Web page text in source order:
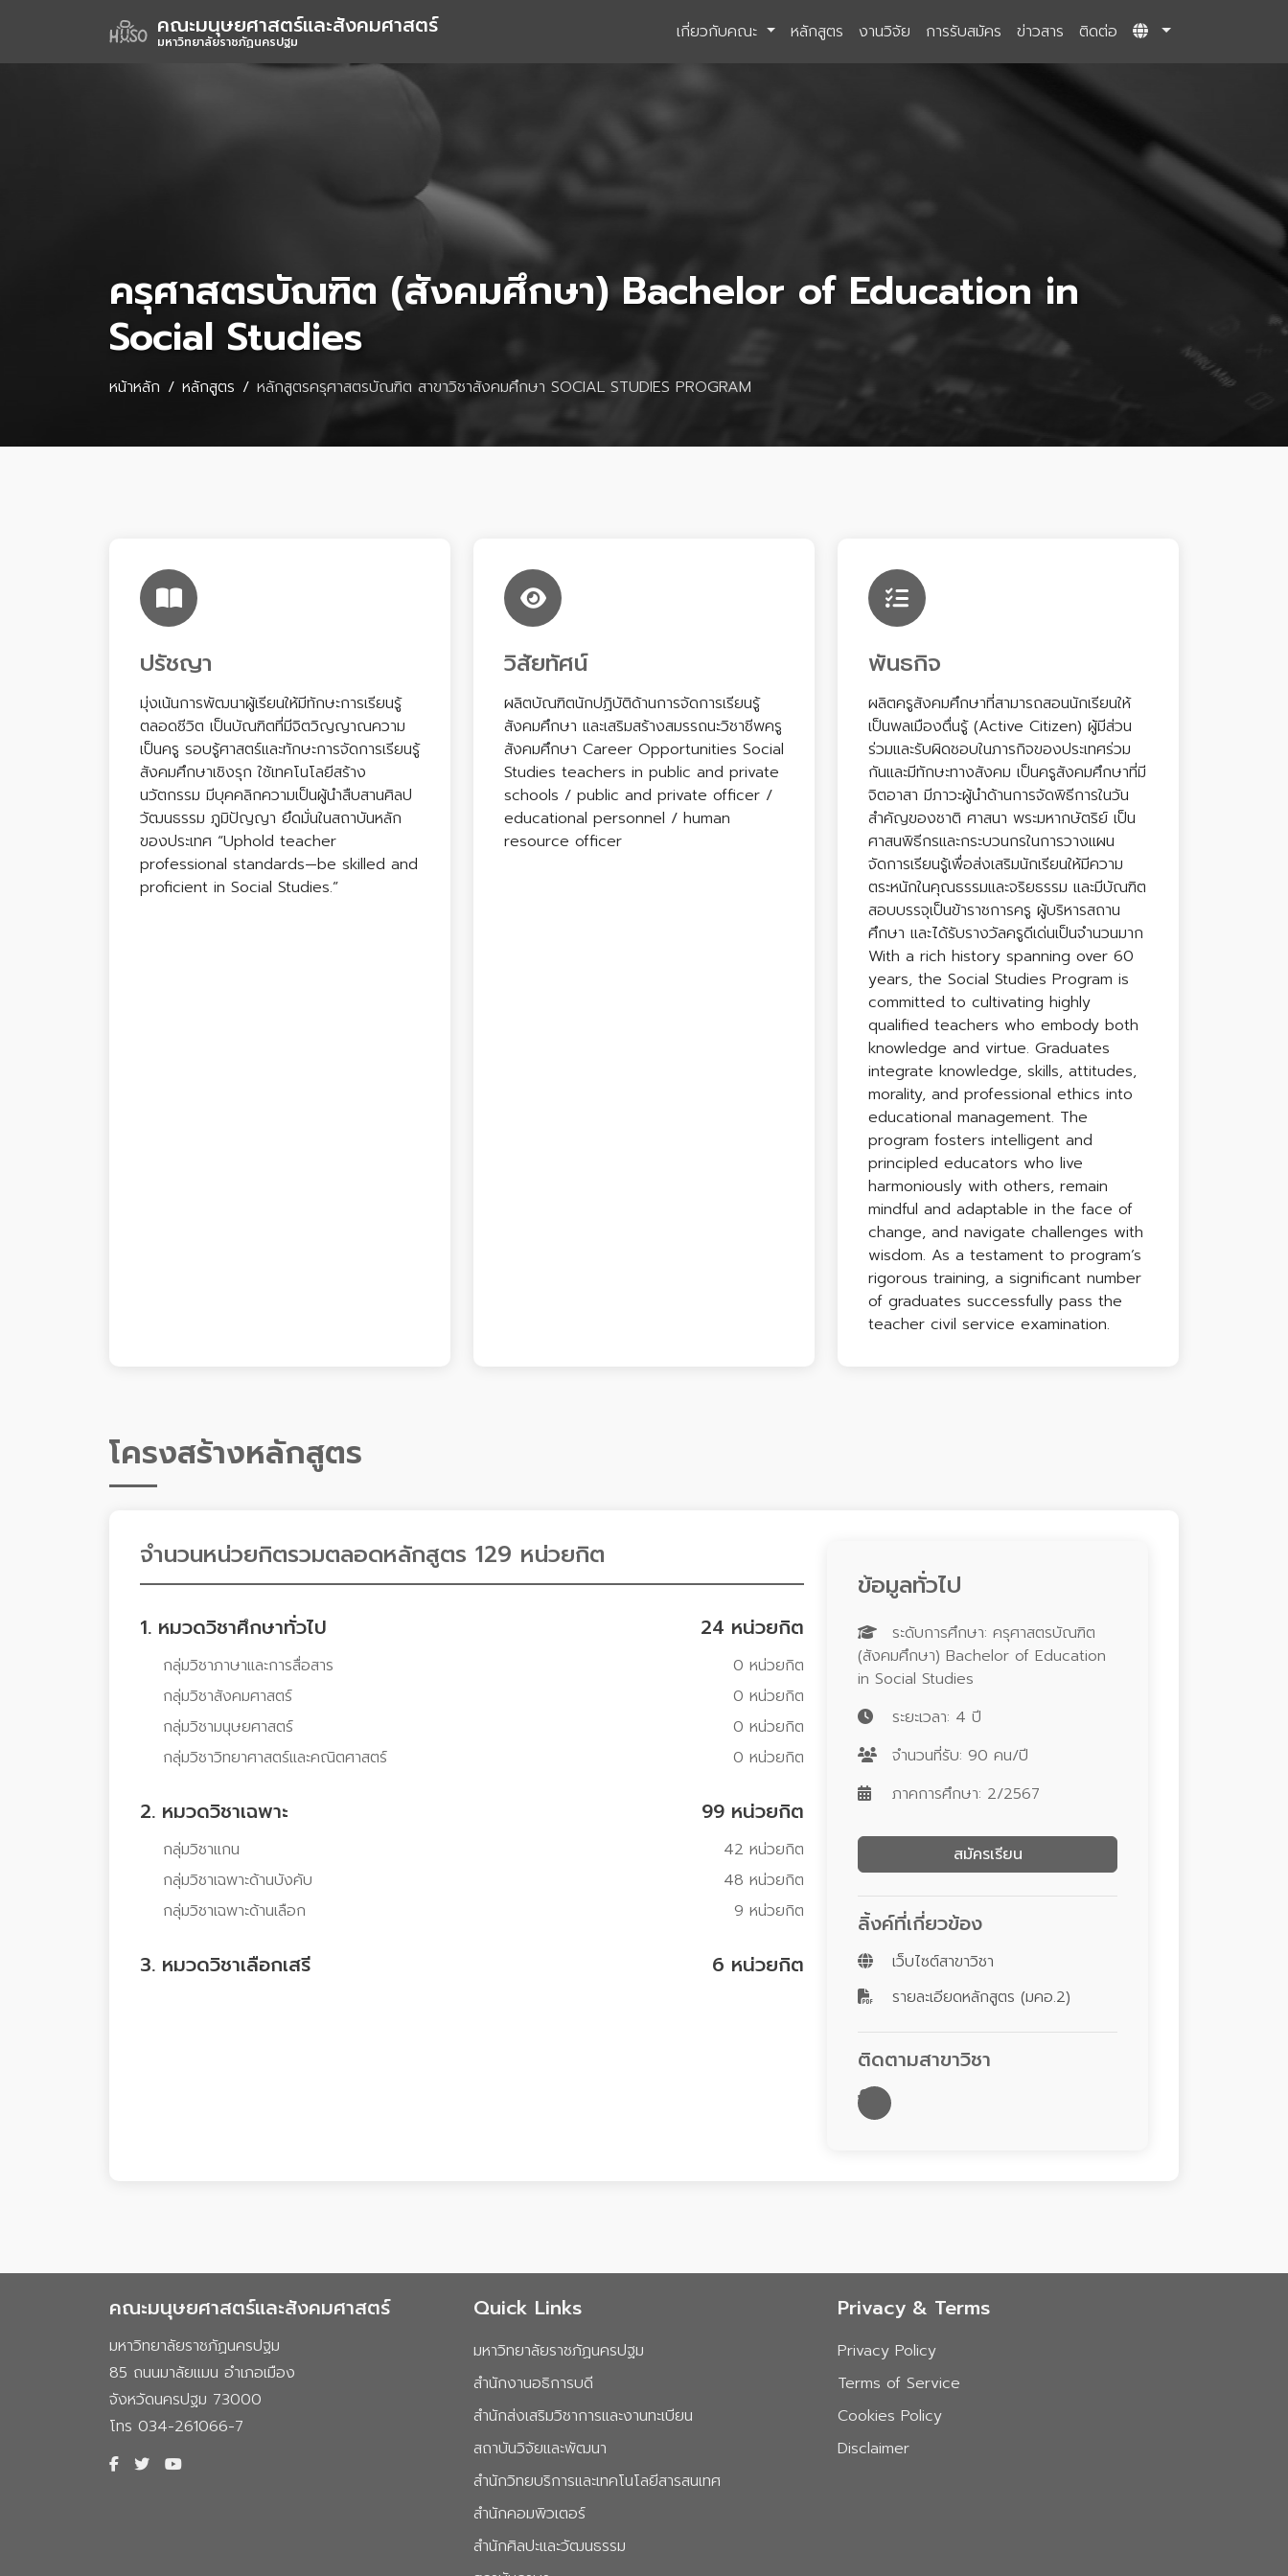
คณะมนุษยศาสตร์และสังคมศาสตร์
มหาวิทยาลัยราชภัฏนครปฐม เกี่ยวกับคณะ หลักสูตร งานวิจัย การรับสมัคร ข่าวสาร ติดต่อ
ครุศาสตรบัณฑิต (สังคมศึกษา) Bachelor of Education in
Social Studies
หน้าหลัก หลักสูตร หลักสูตรครุศาสตรบัณฑิต สาขาวิชาสังคมศึกษา SOCIAL STUDIES PROGRAM
ปรัชญา
มุ่งเน้นการพัฒนาผู้เรียนให้มีทักษะการเรียนรู้
ตลอดชีวิต เป็นบัณฑิตที่มีจิตวิญญาณความ
เป็นครู รอบรู้ศาสตร์และทักษะการจัดการเรียนรู้
สังคมศึกษาเชิงรุก ใช้เทคโนโลยีสร้าง
นวัตกรรม มีบุคคลิกความเป็นผู้นำสืบสานศิลป
วัฒนธรรม ภูมิปัญญา ยึดมั่นในสถาบันหลัก
ของประเทศ “Uphold teacher
professional standards—be skilled and
proficient in Social Studies.”
วิสัยทัศน์
ผลิตบัณฑิตนักปฏิบัติด้านการจัดการเรียนรู้
สังคมศึกษา และเสริมสร้างสมรรถนะวิชาชีพครู
สังคมศึกษา Career Opportunities Social
Studies teachers in public and private
schools / public and private officer /
educational personnel / human
resource officer
พันธกิจ
ผลิตครูสังคมศึกษาที่สามารถสอนนักเรียนให้
เป็นพลเมืองตื่นรู้ (Active Citizen) ผู้มีส่วน
ร่วมและรับผิดชอบในภารกิจของประเทศร่วม
กันและมีทักษะทางสังคม เป็นครูสังคมศึกษาที่มี
จิตอาสา มีภาวะผู้นำด้านการจัดพิธีการในวัน
สำคัญของชาติ ศาสนา พระมหากษัตริย์ เป็น
ศาสนพิธีกรและกระบวนกรในการวางแผน
จัดการเรียนรู้เพื่อส่งเสริมนักเรียนให้มีความ
ตระหนักในคุณธรรมและจริยธรรม และมีบัณฑิต
สอบบรรจุเป็นข้าราชการครู ผู้บริหารสถาน
ศึกษา และได้รับรางวัลครูดีเด่นเป็นจำนวนมาก
With a rich history spanning over 60
years, the Social Studies Program is
committed to cultivating highly
qualified teachers who embody both
knowledge and virtue. Graduates
integrate knowledge, skills, attitudes,
morality, and professional ethics into
educational management. The
program fosters intelligent and
principled educators who live
harmoniously with others, remain
mindful and adaptable in the face of
change, and navigate challenges with
wisdom. As a testament to program’s
rigorous training, a significant number
of graduates successfully pass the
teacher civil service examination.
โครงสร้างหลักสูตร
จำนวนหน่วยกิตรวมตลอดหลักสูตร 129 หน่วยกิต
1. หมวดวิชาศึกษาทั่วไป 24 หน่วยกิต
กลุ่มวิชาภาษาและการสื่อสาร
0 หน่วยกิต
กลุ่มวิชาสังคมศาสตร์
0 หน่วยกิต
กลุ่มวิชามนุษยศาสตร์
0 หน่วยกิต
กลุ่มวิชาวิทยาศาสตร์และคณิตศาสตร์
0 หน่วยกิต
2. หมวดวิชาเฉพาะ 99 หน่วยกิต
กลุ่มวิชาแกน
42 หน่วยกิต
กลุ่มวิชาเฉพาะด้านบังคับ
48 หน่วยกิต
กลุ่มวิชาเฉพาะด้านเลือก
9 หน่วยกิต
3. หมวดวิชาเลือกเสรี 6 หน่วยกิต
ข้อมูลทั่วไป
ระดับการศึกษา: ครุศาสตรบัณฑิต
(สังคมศึกษา) Bachelor of Education
in Social Studies
ระยะเวลา: 4 ปี
จำนวนที่รับ: 90 คน/ปี
ภาคการศึกษา: 2/2567
สมัครเรียน
ลิ้งค์ที่เกี่ยวข้อง
เว็บไซต์สาขาวิชา
รายละเอียดหลักสูตร (มคอ.2)
ติดตามสาขาวิชา
คณะมนุษยศาสตร์และสังคมศาสตร์
มหาวิทยาลัยราชภัฏนครปฐม
85 ถนนมาลัยแมน อำเภอเมือง
จังหวัดนครปฐม 73000
โทร 034-261066-7
Quick Links
มหาวิทยาลัยราชภัฏนครปฐม
สำนักงานอธิการบดี
สำนักส่งเสริมวิชาการและงานทะเบียน
สถาบันวิจัยและพัฒนา
สำนักวิทยบริการและเทคโนโลยีสารสนเทศ
สำนักคอมพิวเตอร์
สำนักศิลปะและวัฒนธรรม
Privacy & Terms
Privacy Policy
Terms of Service
Cookies Policy
Disclaimer